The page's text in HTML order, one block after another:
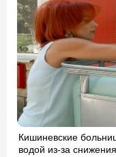
Кишиневские
водой из-за